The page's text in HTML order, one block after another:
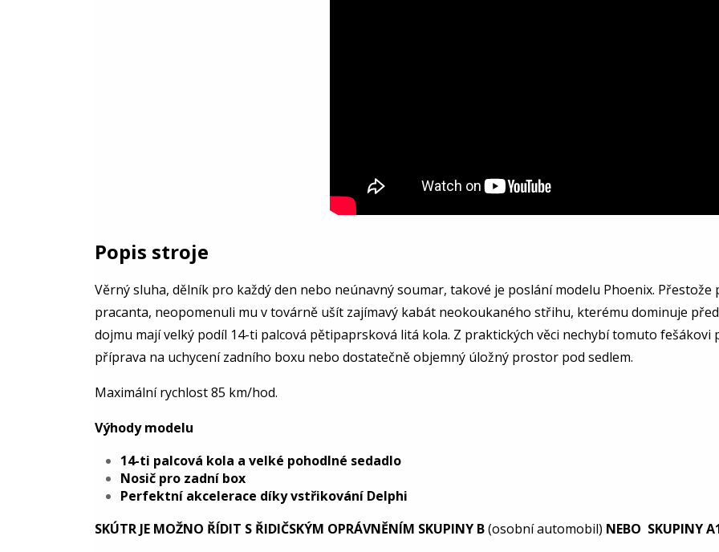
Popis stroje
Věrný sluha, dělník pro každý den nebo neúnavný soumar, takové je poslání modelu Phoenix.
pracanta, neopomenuli mu v továrně ušít zajímavý kabát neokoukaného střihu, kterému dominuje
dojmu mají velký podíl 14-ti palcová pětipaprsková litá kola. Z praktických věci nechybí tomuto
příprava na uchycení zadního boxu nebo dostatečně objemný úložný prostor pod sedlem.
Maximální rychlost 85 km/hod.
Výhody modelu
14-ti palcová kola a velké pohodlné sedadlo
Nosič pro zadní box
Perfektní akcelerace díky vstřikování Delphi
SKÚTR JE MOŽNO ŘÍDIT S ŘIDIČSKÝM OPRÁVNĚNÍM SKUPINY B(osobní automobil) NEBO SKUPINY